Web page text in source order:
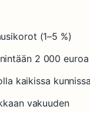
(1–5 %)
2 000 euroa
kaikissa
vakuuden